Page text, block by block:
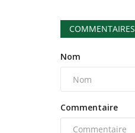
COMMENTAIRES
Nom
Commentaire